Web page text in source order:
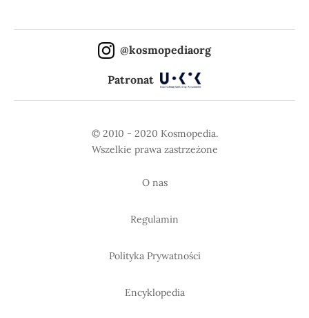
@kosmopediaorg
Patronat
© 2010 - 2020 Kosmopedia.
Wszelkie prawa zastrzeżone
O nas
Regulamin
Polityka Prywatności
Encyklopedia